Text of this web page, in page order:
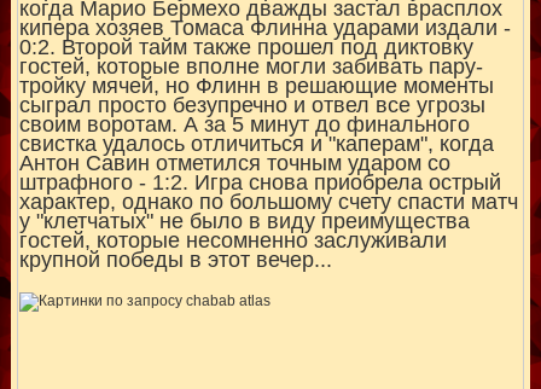
когда Марио Бермехо дважды застал врасплох
кипера хозяев Томаса Флинна ударами издали -
0:2. Второй тайм также прошел под диктовку
гостей, которые вполне могли забивать пару-
тройку мячей, но Флинн в решающие моменты
сыграл просто безупречно и отвел все угрозы
своим воротам. А за 5 минут до финального
свистка удалось отличиться и "каперам", когда
Антон Савин отметился точным ударом со
штрафного - 1:2. Игра снова приобрела острый
характер, однако по большому счету спасти матч
у "клетчатых" не было в виду преимущества
гостей, которые несомненно заслуживали
крупной победы в этот вечер...